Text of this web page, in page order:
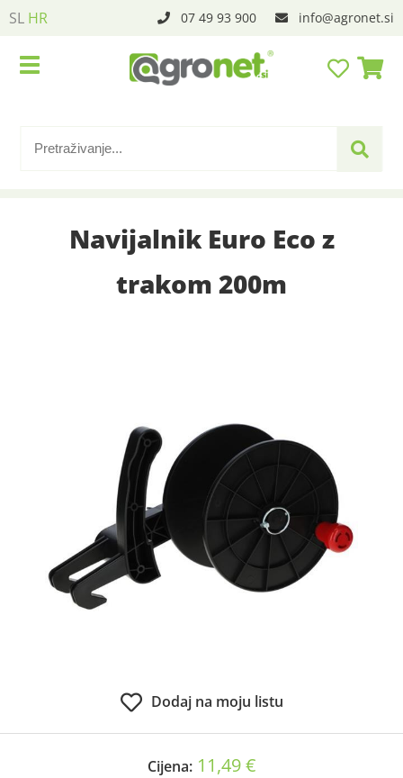
SL HR 07 49 93 900 info agronet.si
Navijalnik Euro Eco z
trakom 200m
Dodaj na moju listu
Cijena: 11,49 €